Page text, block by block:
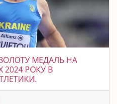
МЕДАЛЬ НА
2024 РОКУ В